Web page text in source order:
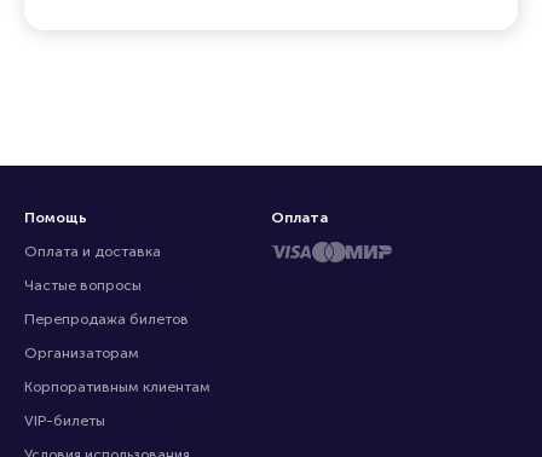
Помощь
Оплата и доставка
Частые вопросы
Перепродажа билетов
Организаторам
Корпоративным клиентам
VIP-билеты
Оплата